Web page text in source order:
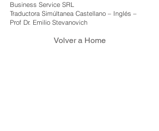
Business Service SRL
Traductora Simúltanea Castellano – Inglés –
Prof Dr. Emilio Stevanovich
Volver a Home